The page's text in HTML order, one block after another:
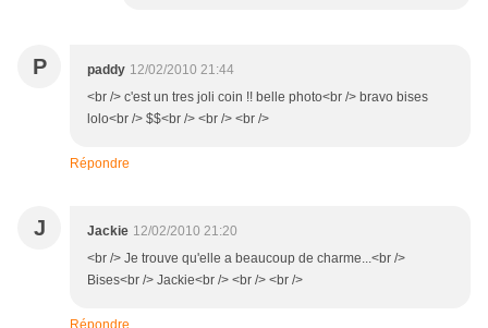
P paddy 12/02/2010 21:44
<br /> c'est un tres joli coin !! belle photo<br /> bravo bises
lolo<br /> $$<br /> <br /> <br />
Répondre
J Jackie 12/02/2010 21:20
<br /> Je trouve qu'elle a beaucoup de charme...<br />
Bises<br /> Jackie<br /> <br /> <br />
Répondre